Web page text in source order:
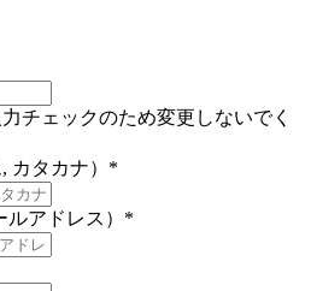
チェックのため変更しないでく
カタカナ） *
アドレス） *